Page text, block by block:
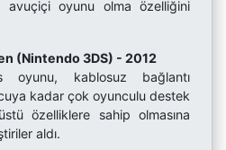
avuçiçi oyunu olma özelliğini
(Nintendo 3DS) - 2012
kablosuz bağlantı
kadar çok oyunculu destek
özelliklere sahip olmasına
aldı.